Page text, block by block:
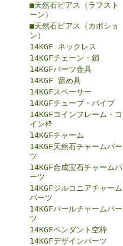
■天然石ピアス（ラフスト
ーン）
■天然石ピアス（カボショ
ン）
14KGF ネックレス
14KGFチェーン・鎖
14KGFパーツ金具
14KGF 留め具
14KGFスペーサー
14KGFチューブ・パイプ
14KGFコインフレーム・コ
イン枠
14KGFチャーム
14KGF天然石チャームパー
ツ
14KGF合成宝石チャームパ
ーツ
14KGFジルコニアチャーム
パーツ
14KGFパールチャームパー
ツ
14KGFペンダント空枠
14KGFデザインパーツ